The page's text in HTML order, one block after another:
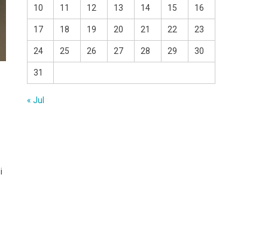
10 11 12 13 14 15 16
17 18 19 20 21 22 23
24 25 26 27 28 29 30
31
« Jul